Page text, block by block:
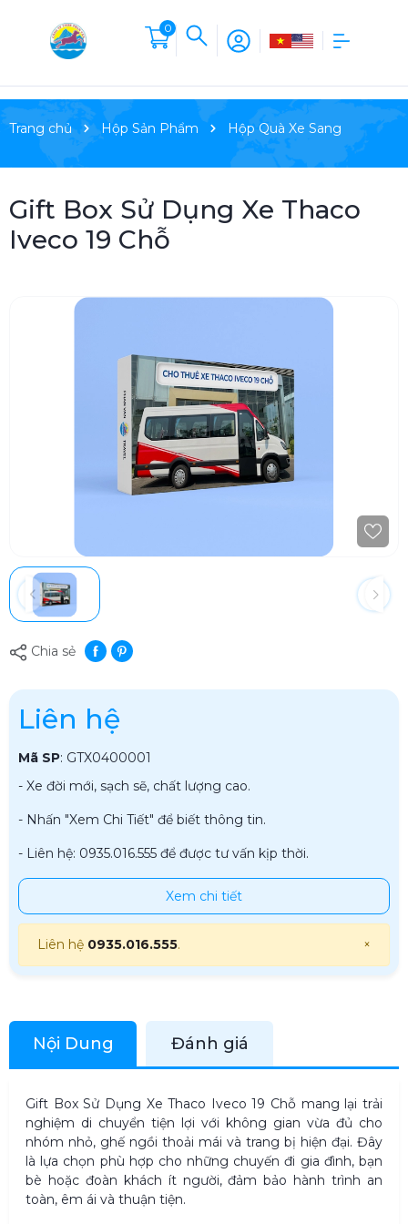
0
Trang chủ Hộp Sản Phẩm Hộp Quà Xe Sang
Gift Box Sử Dụng Xe Thaco
Iveco 19 Chỗ
Chia sẻ
Liên hệ
Mã SP: GTX0400001
- Xe đời mới, sạch sẽ, chất lượng cao.
- Nhấn "Xem Chi Tiết" để biết thông tin.
- Liên hệ: 0935.016.555 để được tư vấn kịp thời.
Xem chi tiết
×
Liên hệ 0935.016.555.
Nội Dung Đánh giá
Gift Box Sử Dụng Xe Thaco Iveco 19 Chỗ mang lại trải
nghiệm di chuyển tiện lợi với không gian vừa đủ cho
nhóm nhỏ, ghế ngồi thoải mái và trang bị hiện đại. Đây
là lựa chọn phù hợp cho những chuyến đi gia đình, bạn
bè hoặc đoàn khách ít người, đảm bảo hành trình an
toàn, êm ái và thuận tiện.